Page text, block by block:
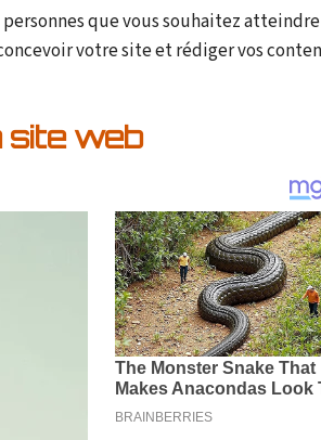
que vous souhaitez atteindre
votre site et rédiger vos
site web